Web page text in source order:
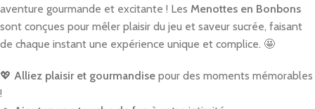
aventure gourmande et excitante ! Les Menottes en Bonbons
sont conçues pour mêler plaisir du jeu et saveur sucrée, faisant
de chaque instant une expérience unique et complice. 🤩
💖 Alliez plaisir et gourmandise pour des moments mémorables
!